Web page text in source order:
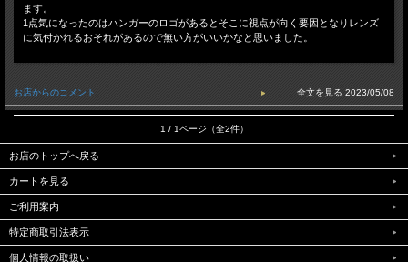
ます。
1点気になったのはハンガーのロゴがあるとそこに視点が向く要因となりレンズ
に気付かれるおそれがあるので無い方がいいかなと思いました。
お店からのコメント 2023/05/08
1 / 1ページ（全2件）
お店のトップへ戻る
カートを見る
ご利用案内
特定商取引法表示
個人情報の取扱い